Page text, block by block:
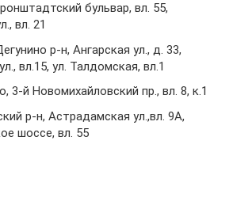
бульвар, вл. 55,
вл. 21
р-н, Ангарская ул., д. 33,
вл.15, ул. Талдомская, вл.1
3-й Новомихайловский пр., вл. 8, к.1
р-н, Астрадамская ул.,вл. 9А,
шоссе, вл. 55